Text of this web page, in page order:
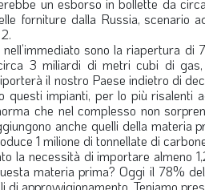
forniture dalla Russia, scenario
sono la riapertura
3 miliardi di metri cubi di
il nostro Paese indietro di
questi impianti, per lo più risalenti
che nel complesso non
anche quelli della materia
1 milione di tonnellate di
la necessità di importare almeno
materia prima? Oggi il 78%
di approvvigionamento. Teniamo